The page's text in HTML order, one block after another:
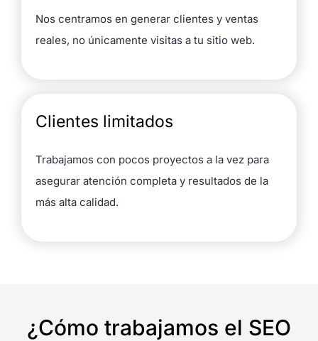
Nos centramos en generar clientes y ventas
reales, no únicamente visitas a tu sitio web.
Clientes limitados
Trabajamos con pocos proyectos a la vez para
asegurar atención completa y resultados de la
más alta calidad.
¿Cómo trabajamos el SEO